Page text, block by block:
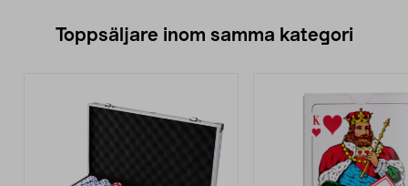
Toppsäljare inom samma kategori